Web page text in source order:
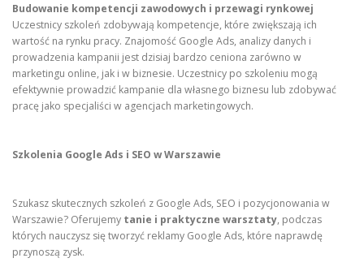
Budowanie kompetencji zawodowych i przewagi rynkowej
Uczestnicy szkoleń zdobywają kompetencje, które zwiększają ich
wartość na rynku pracy. Znajomość Google Ads, analizy danych i
prowadzenia kampanii jest dzisiaj bardzo ceniona zarówno w
marketingu online, jak i w biznesie. Uczestnicy po szkoleniu mogą
efektywnie prowadzić kampanie dla własnego biznesu lub zdobywać
pracę jako specjaliści w agencjach marketingowych.
Szkolenia Google Ads i SEO w Warszawie
Szukasz skutecznych szkoleń z Google Ads, SEO i pozycjonowania w
Warszawie? Oferujemy tanie i praktyczne warsztaty, podczas
których nauczysz się tworzyć reklamy Google Ads, które naprawdę
przynoszą zysk.